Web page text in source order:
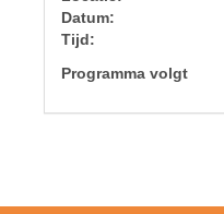
Datum:
Tijd:
Programma volgt